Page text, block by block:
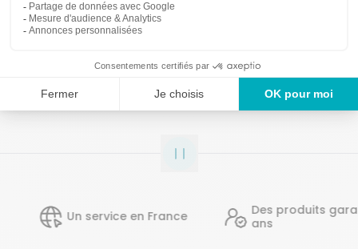
Un service en France
Des produits garantis 2
ans